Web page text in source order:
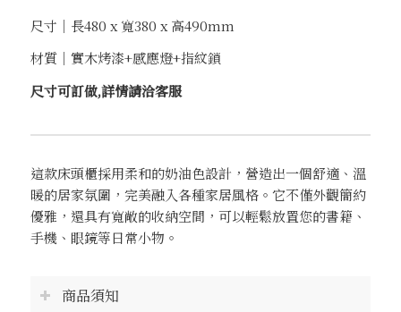
尺寸｜長480 x 寬380 x 高490mm
材質｜實木烤漆+感應燈+指紋鎖
尺寸可訂做,詳情請洽客服
這款床頭櫃採用柔和的奶油色設計，營造出一個舒適、溫
暖的居家氛圍，完美融入各種家居風格。它不僅外觀簡約
優雅，還具有寬敞的收納空間，可以輕鬆放置您的書籍、
手機、眼鏡等日常小物。
商品須知